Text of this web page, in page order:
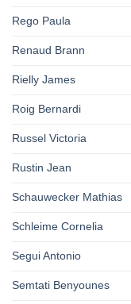
Rego Paula
Renaud Brann
Rielly James
Roig Bernardi
Russel Victoria
Rustin Jean
Schauwecker Mathias
Schleime Cornelia
Segui Antonio
Semtati Benyounes